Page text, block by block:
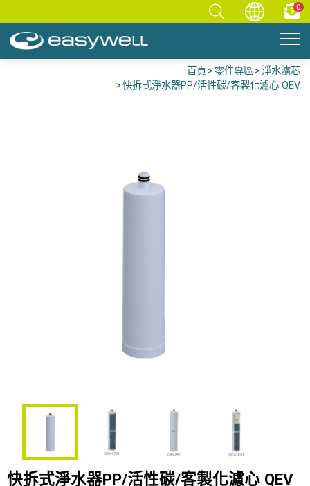
0
首頁 零件專區
淨水濾芯
快拆式淨水器PP/活性碳/客製化濾心 QEV
快拆式淨水器PP/活性碳/客製化濾心 QEV